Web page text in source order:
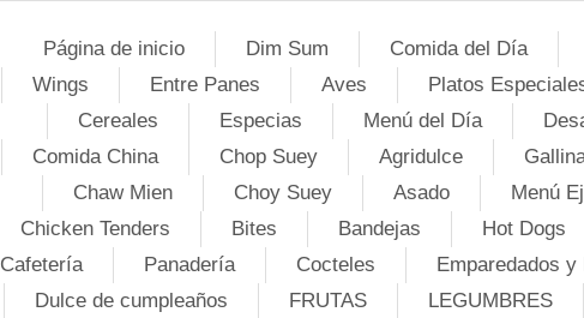
Página de inicio Dim Sum Comida del Día
Wings
Entre Panes Aves Platos
Cereales
Especias Menú del Día
Comida China
Chop Suey Agridulce
Chaw Mien
Choy Suey Asado Menú
Chicken Tenders
Bites Bandejas Hot Dogs
Cafetería
Panadería Cocteles Emparedados y
Dulce de cumpleaños
FRUTAS LEGUMBRES